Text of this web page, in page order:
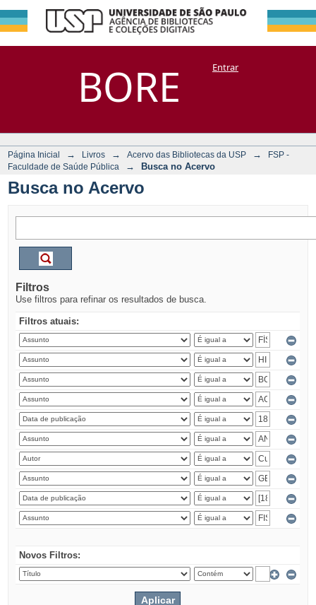
BORE
Busca no Acervo
DSpace/Manakin + CoriscoEntrar
Página Inicial → Livros → Acervo das Bibliotecas da USP →
FSP -
Faculdade de Saúde Pública
→ Busca no Acervo
Busca no Acervo
Filtros
Use filtros para refinar os resultados de busca.
Filtros atuais:
Novos Filtros: